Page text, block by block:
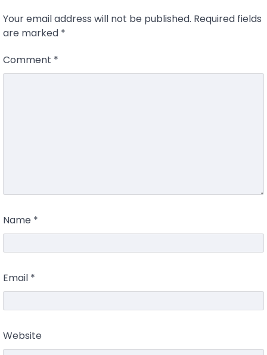
Your email address will not be published. Required fields
are marked *
Comment *
Name *
Email *
Website